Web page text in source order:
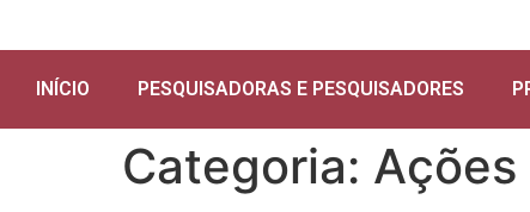
INÍCIO PESQUISADORAS E PESQUISADORES
Categoria: Ações